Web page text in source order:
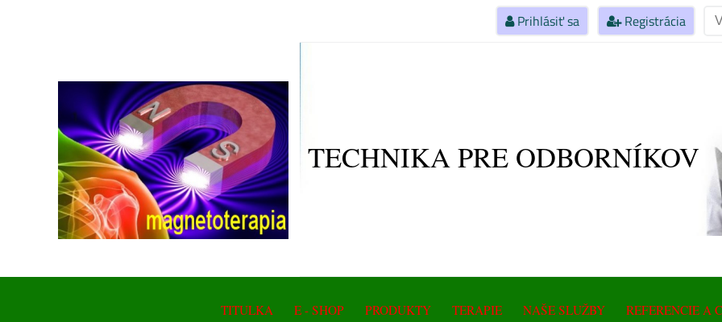
Prihlásiť sa Registrácia
TECHNIKA PRE ODBORNÍKOV
TITULKA E - SHOP PRODUKTY TERAPIE NAŠE SLUŽBY REFERENCIE A